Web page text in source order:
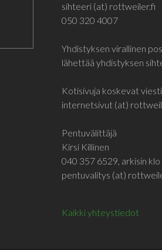
sihteeri (at) rottweiler.fi
050 320 4007
Yhdistyksen virallinen
lähettää yhdistyksen
Kotisivuja koskevat
internetsivut (at)
Pentuvälittäjä
Kirsi Killinen
040 357 6529, arkisin
pentuvalitys (at)
Kaikki yhteystiedot